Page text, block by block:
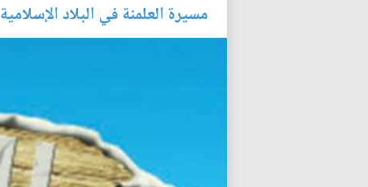
مسيرة العلمنة في البلاد الإسلامية